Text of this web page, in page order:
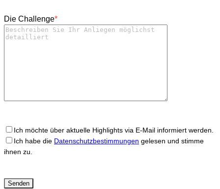
Die Challenge*
Ich möchte über aktuelle Highlights via E-Mail informiert werden.
Ich habe die Datenschutzbestimmungen gelesen und stimme
ihnen zu.